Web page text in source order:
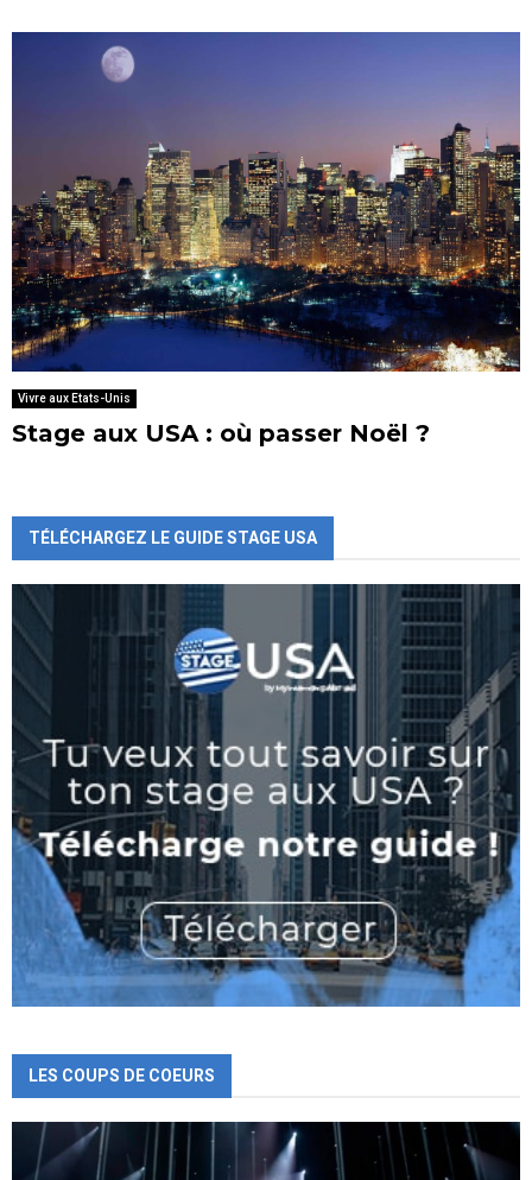
Vivre aux Etats-Unis
Stage aux USA : où passer Noël ?
TÉLÉCHARGEZ LE GUIDE STAGE USA
LES COUPS DE COEURS